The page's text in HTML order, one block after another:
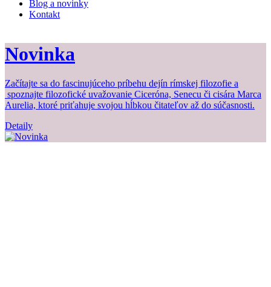
Blog a novinky
Kontakt
Novinka
Začítajte sa do fascinujúceho príbehu dejín rímskej filozofie a
spoznajte filozofické uvažovanie Ciceróna, Senecu či cisára Marca
Aurelia, ktoré priťahuje svojou hĺbkou čitateľov až do súčasnosti.
Detaily